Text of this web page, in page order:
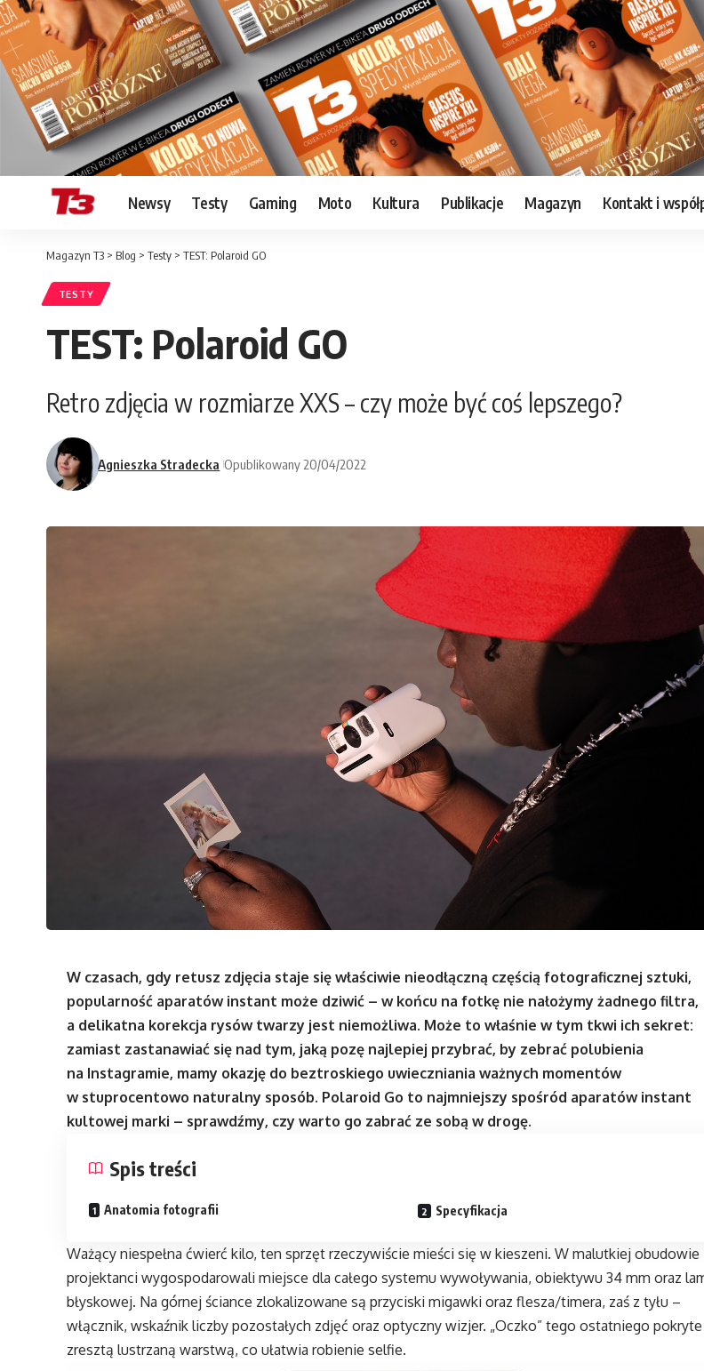
Newsy Testy Gaming Moto Kultura Publikacje Magazyn Kontakt i
Magazyn T3 > Blog > Testy > TEST: Polaroid GO
TESTY
TEST: Polaroid GO
Retro zdjęcia w rozmiarze XXS – czy może być coś lepszego?
Agnieszka Stradecka Opublikowany 20/04/2022
W czasach, gdy retusz zdjęcia staje się właściwie nieodłączną częścią fotograficznej sztuki,
popularność aparatów instant może dziwić – w końcu na fotkę nie nałożymy żadnego filtra,
a delikatna korekcja rysów twarzy jest niemożliwa. Może to właśnie w tym tkwi ich sekret:
zamiast zastanawiać się nad tym, jaką pozę najlepiej przybrać, by zebrać polubienia
na Instagramie, mamy okazję do beztroskiego uwieczniania ważnych momentów
w stuprocentowo naturalny sposób. Polaroid Go to najmniejszy spośród aparatów instant
kultowej marki – sprawdźmy, czy warto go zabrać ze sobą w drogę.
Spis treści
Anatomia fotografii Specyfikacja
Ważący niespełna ćwierć kilo, ten sprzęt rzeczywiście mieści się w kieszeni. W malutkiej obudowie
projektanci wygospodarowali miejsce dla całego systemu wywoływania, obiektywu 34 mm oraz
błyskowej. Na górnej ściance zlokalizowane są przyciski migawki oraz flesza/timera, zaś z tyłu –
włącznik, wskaźnik liczby pozostałych zdjęć oraz optyczny wizjer. „Oczko” tego ostatniego
zresztą lustrzaną warstwą, co ułatwia robienie selfie.